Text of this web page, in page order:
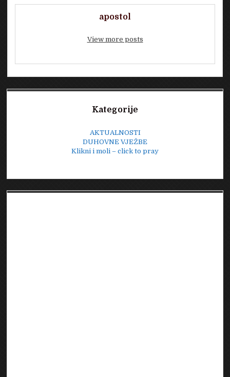
apostol
View more posts
Kategorije
AKTUALNOSTI
DUHOVNE VJEŽBE
Klikni i moli – click to pray